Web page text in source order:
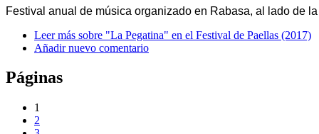
Festival anual de música organizado en Rabasa, al lado de la
Leer más sobre "La Pegatina" en el Festival de Paellas (2017)
Añadir nuevo comentario
Páginas
1
2